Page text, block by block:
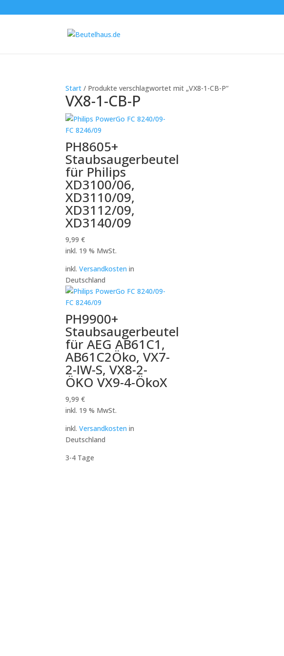
Start / Produkte verschlagwortet mit „VX8-1-CB-P“
VX8-1-CB-P
PH8605+
Staubsaugerbeutel
für Philips
XD3100/06,
XD3110/09,
XD3112/09,
XD3140/09
9,99€
inkl. 19 % MwSt.
inkl.Versandkosten in
Deutschland
PH9900+
Staubsaugerbeutel
für AEG AB61C1,
AB61C2Öko, VX7-
2-IW-S, VX8-2-
ÖKO VX9-4-ÖkoX
9,99€
inkl. 19 % MwSt.
inkl.Versandkosten in
Deutschland
3-4 Tage